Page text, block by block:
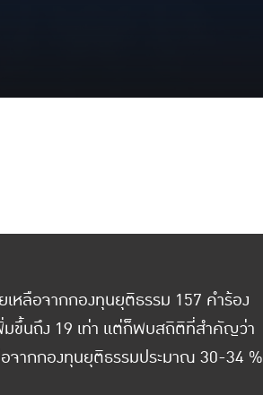
เหลือจากกองทุนยุติธรรม 157 คำร้อง
ขึ้นถึง 19 เท่า แต่ก็พบสถิติที่สำคัญว่า
จากกองทุนยุติธรรมประมาณ 30-34 %